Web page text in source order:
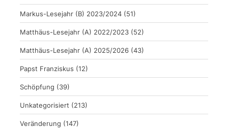
Markus-Lesejahr (B) 2023/2024 (51)
Matthäus-Lesejahr (A) 2022/2023 (52)
Matthäus-Lesejahr (A) 2025/2026 (43)
Papst Franziskus (12)
Schöpfung (39)
Unkategorisiert (213)
Veränderung (147)